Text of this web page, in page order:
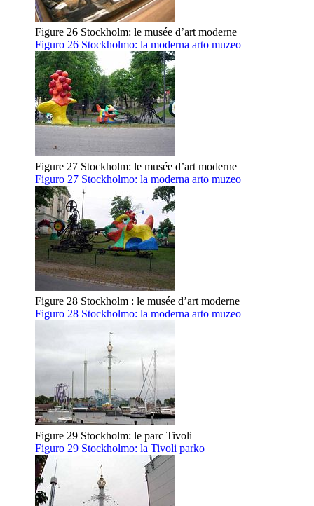
Figure 26 Stockholm: le musée d’art moderne
Figuro 26 Stockholmo: la moderna arto muzeo
Figure 27 Stockholm: le musée d’art moderne
Figuro 27 Stockholmo: la moderna arto muzeo
Figure 28 Stockholm : le musée d’art moderne
Figuro 28 Stockholmo: la moderna arto muzeo
Figure 29 Stockholm: le parc Tivoli
Figuro 29 Stockholmo: la Tivoli parko